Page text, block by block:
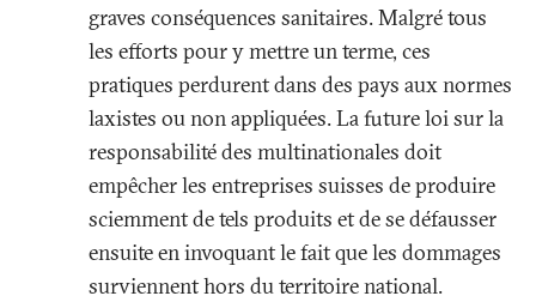
graves conséquences sanitaires. Malgré tous
les efforts pour y mettre un terme, ces
pratiques perdurentdans des pays aux normes
laxistes ou non appliquées. La future loi sur la
responsabilité des multinationales doit
empêcher les entreprises suisses de produire
sciemment de tels produits et de se défausser
ensuite en invoquant le fait que les dommages
surviennent hors du territoire national.